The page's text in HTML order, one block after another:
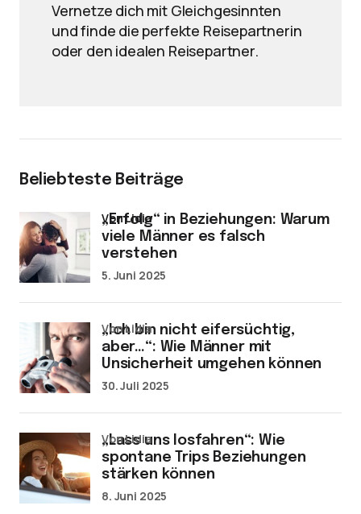
Vernetze dich mit Gleichgesinnten
und finde die perfekte Reisepartnerin
oder den idealen Reisepartner.
Beliebteste Beiträge
„Erfolg“ in Beziehungen: Warum
viele Männer es falsch
verstehen
von Lidia
5. Juni 2025
„Ich bin nicht eifersüchtig,
aber…“: Wie Männer mit
Unsicherheit umgehen können
von Lidia
30. Juli 2025
„Lass uns losfahren“: Wie
spontane Trips Beziehungen
stärken können
von Lidia
8. Juni 2025